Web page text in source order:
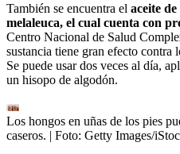
También se encuentra el aceite
melaleuca, el cual cuenta con
Centro Nacional de Salud
sustancia tiene gran efecto contra
Se puede usar dos veces al día,
un hisopo de algodón.
Los hongos en uñas de los pies
caseros. | Foto: Getty Images/